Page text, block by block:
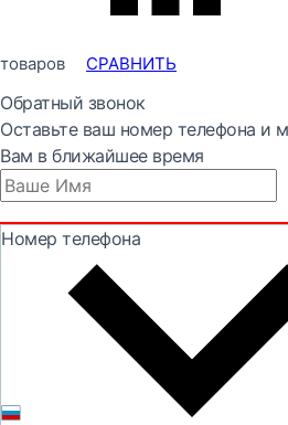
товаров
СРАВНИТЬ
Обратный звонок
Оставьте ваш номер телефона и
Вам в ближайшее время
Номер телефона